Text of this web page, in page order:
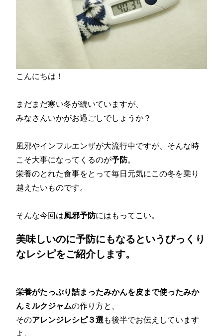
こんにちは！
まだまだ寒い冬が続いていますが、
みなさんいかがお過ごしでしょうか？
風邪やインフルエンザが大流行中ですが、そんな時
こそ大事になってくるのが予防。
栄養のとれた食事をとって毎日元気にこの冬を乗り
越えたいものです。
そんな今回は風邪予防にはもってこい。
美味しいのに予防にもなるというびっくり
なレシピをご紹介します。
栄養がたっぷり詰まったみかんを皮まで使ったみか
んミルクジャムの作り方と、
そのアレンジレシピ３選も後半でお伝えしています
よ。